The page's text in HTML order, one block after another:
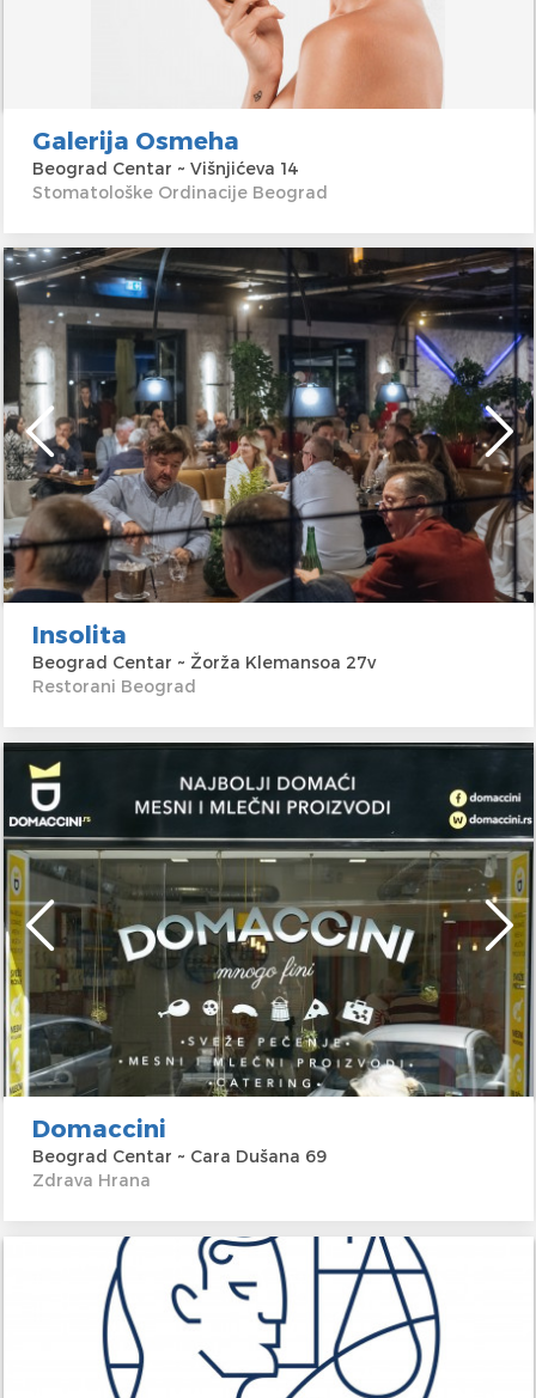
Galerija Osmeha
Beograd Centar ~ Višnjićeva 14
Stomatološke Ordinacije Beograd
Insolita
Beograd Centar ~ Žorža Klemansoa 27v
Restorani Beograd
Domaccini
Beograd Centar ~ Cara Dušana 69
Zdrava Hrana